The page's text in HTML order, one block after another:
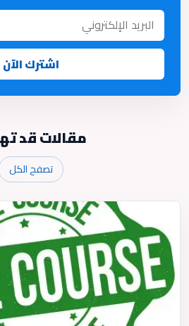
اشترك الآن
مقالات قد
تصفح الكل